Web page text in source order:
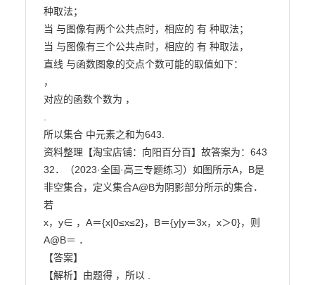
种取法；
当 与图像有两个公共点时，相应的 有 种取法；
当 与图像有三个公共点时，相应的 有 种取法，
直线 与函数图象的交点个数可能的取值如下：
，
对应的函数个数为 ，
所以集合 中元素之和为643.
资料整理【淘宝店铺：向阳百分百】故答案为：643
32．（2023·全国·高三专题练习）如图所示A，B是
非空集合，定义集合A@B为阴影部分所示的集合．
若
x，y∈ ，A＝{x|0≤x≤2}，B＝{y|y＝3x，x＞0}，则
A@B＝ ．
【答案】
【解析】由题得 ，所以 .